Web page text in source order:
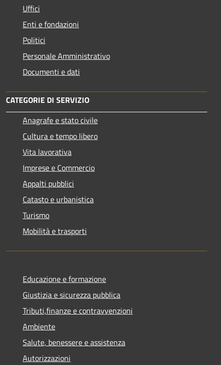
Uffici
Enti e fondazioni
Politici
Personale Amministrativo
Documenti e dati
CATEGORIE DI SERVIZIO
Anagrafe e stato civile
Cultura e tempo libero
Vita lavorativa
Imprese e Commercio
Appalti pubblici
Catasto e urbanistica
Turismo
Mobilità e trasporti
Educazione e formazione
Giustizia e sicurezza pubblica
Tributi,finanze e contravvenzioni
Ambiente
Salute, benessere e assistenza
Autorizzazioni